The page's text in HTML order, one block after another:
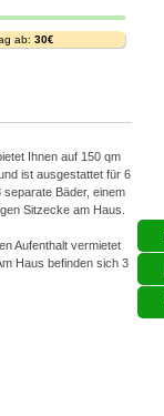
ab: 30€
Ihnen auf 150 qm
ist ausgestattet für 6
Bäder, einem
Sitzecke am Haus.
Aufenthalt vermietet
Haus befinden sich 3